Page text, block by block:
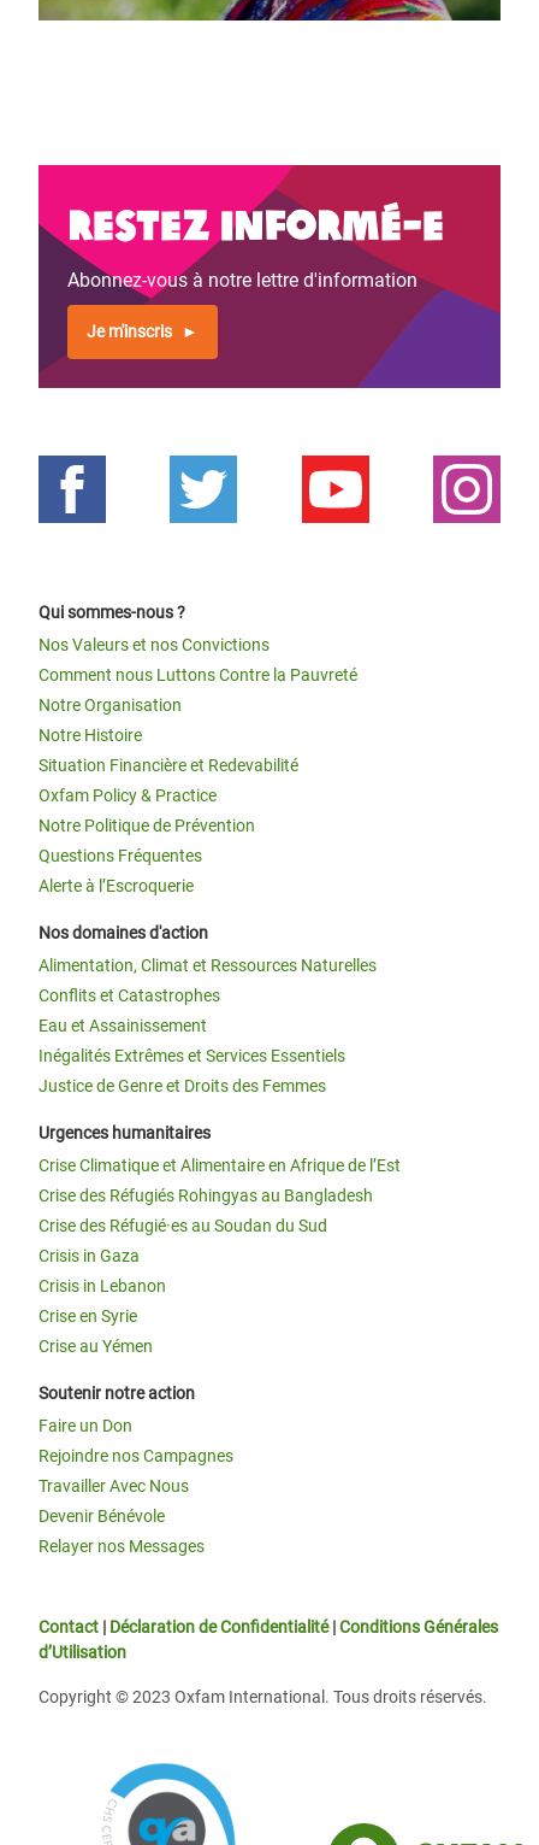
Restez informé-e
Abonnez-vous à notre lettre d'information
Je m'inscris
Qui sommes-nous ?
Nos Valeurs et nos Convictions
Comment nous Luttons Contre la Pauvreté
Notre Organisation
Notre Histoire
Situation Financière et Redevabilité
Oxfam Policy & Practice
Notre Politique de Prévention
Questions Fréquentes
Alerte à l’Escroquerie
Nos domaines d'action
Alimentation, Climat et Ressources Naturelles
Conflits et Catastrophes
Eau et Assainissement
Inégalités Extrêmes et Services Essentiels
Justice de Genre et Droits des Femmes
Urgences humanitaires
Crise Climatique et Alimentaire en Afrique de l’Est
Crise des Réfugiés Rohingyas au Bangladesh
Crise des Réfugié·es au Soudan du Sud
Crisis in Gaza
Crisis in Lebanon
Crise en Syrie
Crise au Yémen
Soutenir notre action
Faire un Don
Rejoindre nos Campagnes
Travailler Avec Nous
Devenir Bénévole
Relayer nos Messages
Contact | Déclaration de Confidentialité|Conditions Générales
d’Utilisation
Copyright © 2023 Oxfam International. Tous droits réservés.